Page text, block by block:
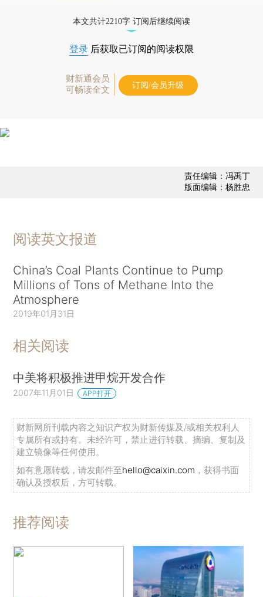
本文共计2210字 订阅后继续阅读
登录 后获取已订阅的阅读权限
财新通会员
可畅读全文
订阅/会员升级
责任编辑：冯禹丁
版面编辑：杨胜忠
阅读英文报道
China’s Coal Plants Continue to Pump
Millions of Tons of Methane Into the
Atmosphere
2019年01月31日
相关阅读
中美将积极推进甲烷开发合作
2007年11月01日 APP打开
财新网所刊载内容之知识产权为财新传媒及/或相关权利人
专属所有或持有。未经许可，禁止进行转载、摘编、复制及
建立镜像等任何使用。
如有意愿转载，请发邮件至hello@caixin.com ，获得书面
确认及授权后，方可转载。
推荐阅读